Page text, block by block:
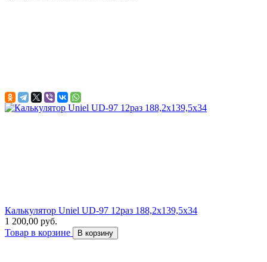
Калькулятор Uniel UD-97 12раз 188,2х139,5х34
1 200,00 руб.
Товар в корзине
В корзину